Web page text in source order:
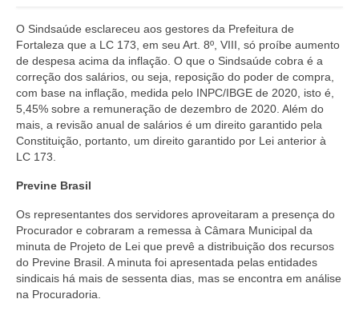
O Sindsaúde esclareceu aos gestores da Prefeitura de
Fortaleza que a LC 173, em seu Art. 8º, VIII, só proíbe aumento
de despesa acima da inflação. O que o Sindsaúde cobra é a
correção dos salários, ou seja, reposição do poder de compra,
com base na inflação, medida pelo INPC/IBGE de 2020, isto é,
5,45% sobre a remuneração de dezembro de 2020. Além do
mais, a revisão anual de salários é um direito garantido pela
Constituição, portanto, um direito garantido por Lei anterior à
LC 173.
Previne Brasil
Os representantes dos servidores aproveitaram a presença do
Procurador e cobraram a remessa à Câmara Municipal da
minuta de Projeto de Lei que prevê a distribuição dos recursos
do Previne Brasil. A minuta foi apresentada pelas entidades
sindicais há mais de sessenta dias, mas se encontra em análise
na Procuradoria.